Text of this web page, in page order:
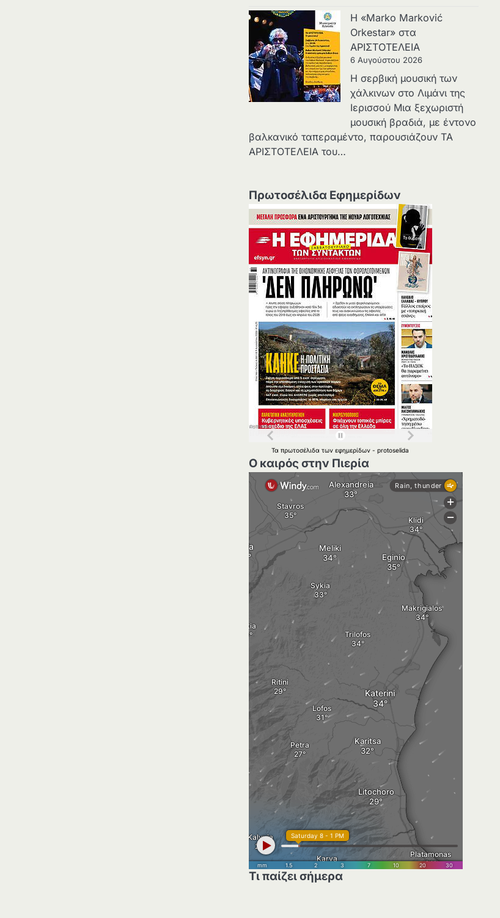
Η «Marko Marković
Orkestar» στα
ΑΡΙΣΤΟΤΕΛΕΙΑ
6 Αυγούστου 2026
Η σερβική μουσική των
χάλκινων στο Λιμάνι της
Ιερισσού Μια ξεχωριστή
μουσική βραδιά, με έντονο
βαλκανικό ταπεραμέντο, παρουσιάζουν ΤΑ
ΑΡΙΣΤΟΤΕΛΕΙΑ του…
Πρωτοσέλιδα Εφημερίδων
Ταπρωτοσέλιδατωνεφημερίδων-protoselida
Ο καιρός στην Πιερία
Τι παίζει σήμερα